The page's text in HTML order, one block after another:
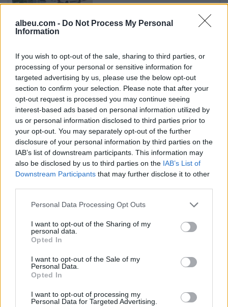
albeu.com - Do Not Process My Personal
Information
If you wish to opt-out of the sale, sharing to third parties, or
processing of your personal or sensitive information for
targeted advertising by us, please use the below opt-out
section to confirm your selection. Please note that after your
opt-out request is processed you may continue seeing
interest-based ads based on personal information utilized by
us or personal information disclosed to third parties prior to
your opt-out. You may separately opt-out of the further
disclosure of your personal information by third parties on the
IAB’s list of downstream participants. This information may
also be disclosed by us to third parties on the IAB’s List of
Downstream Participants that may further disclose it to other
Personal Data Processing Opt Outs
I want to opt-out of the Sharing of my
personal data.
Opted In
I want to opt-out of the Sale of my
Personal Data.
Opted In
I want to opt-out of processing my
Personal Data for Targeted Advertising.
prokurori nuk paraqet akuzë
Esim for Global
Esim for USA|Esim for Italy| Esim for Spain|Esim